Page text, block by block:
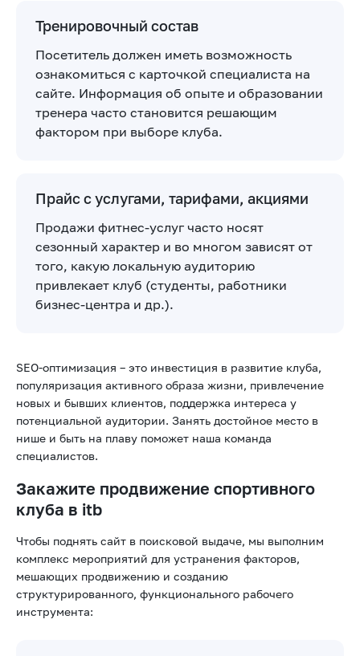
Тренировочный состав
Посетитель должен иметь возможность
ознакомиться с карточкой специалиста на
сайте. Информация об опыте и образовании
тренера часто становится решающим
фактором при выборе клуба.
Прайс с услугами, тарифами, акциями
Продажи фитнес-услуг часто носят
сезонный характер и во многом зависят от
того, какую локальную аудиторию
привлекает клуб (студенты, работники
бизнес-центра и др.).
SEO-оптимизация – это инвестиция в развитие клуба,
популяризация активного образа жизни, привлечение
новых и бывших клиентов, поддержка интереса у
потенциальной аудитории. Занять достойное место в
нише и быть на плаву поможет наша команда
специалистов.
Закажите продвижение спортивного
клуба в itb
Чтобы поднять сайт в поисковой выдаче, мы выполним
комплекс мероприятий для устранения факторов,
мешающих продвижению и созданию
структурированного, функционального рабочего
инструмента: